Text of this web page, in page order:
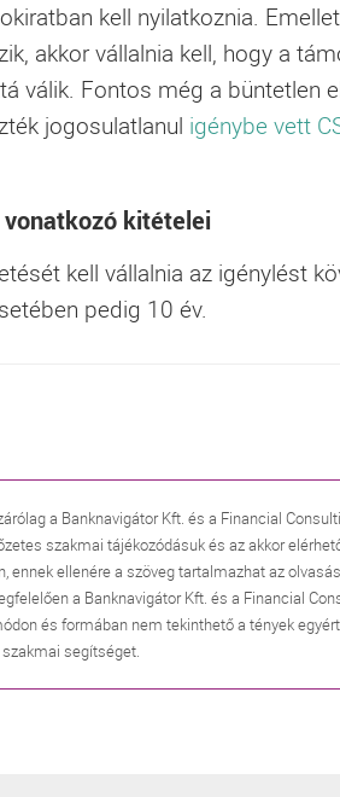
kell nyilatkoznia.
akkor vállalnia kell, hogy a
válik. Fontos még a büntetlen
jogosulatlanul igénybe vett
vonatkozó kitételei
kell vállalnia az igénylést
pedig 10 év.
a Banknavigátor Kft. és a Financial
szakmai tájékozódásuk és az akkor
ellenére a szöveg tartalmazhat az
a Banknavigátor Kft. és a Financial
és formában nem tekinthető a tények
segítséget.